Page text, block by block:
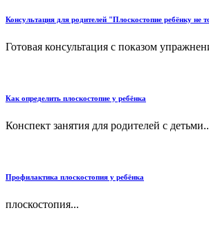
Консультация для родителей "Плоскостопие ребёнку не
Готовая консультация с показом
Как определить плоскостопие у ребёнка
Конспект занятия для родителей с
Профилактика плоскостопия у ребёнка
плоскостопия...